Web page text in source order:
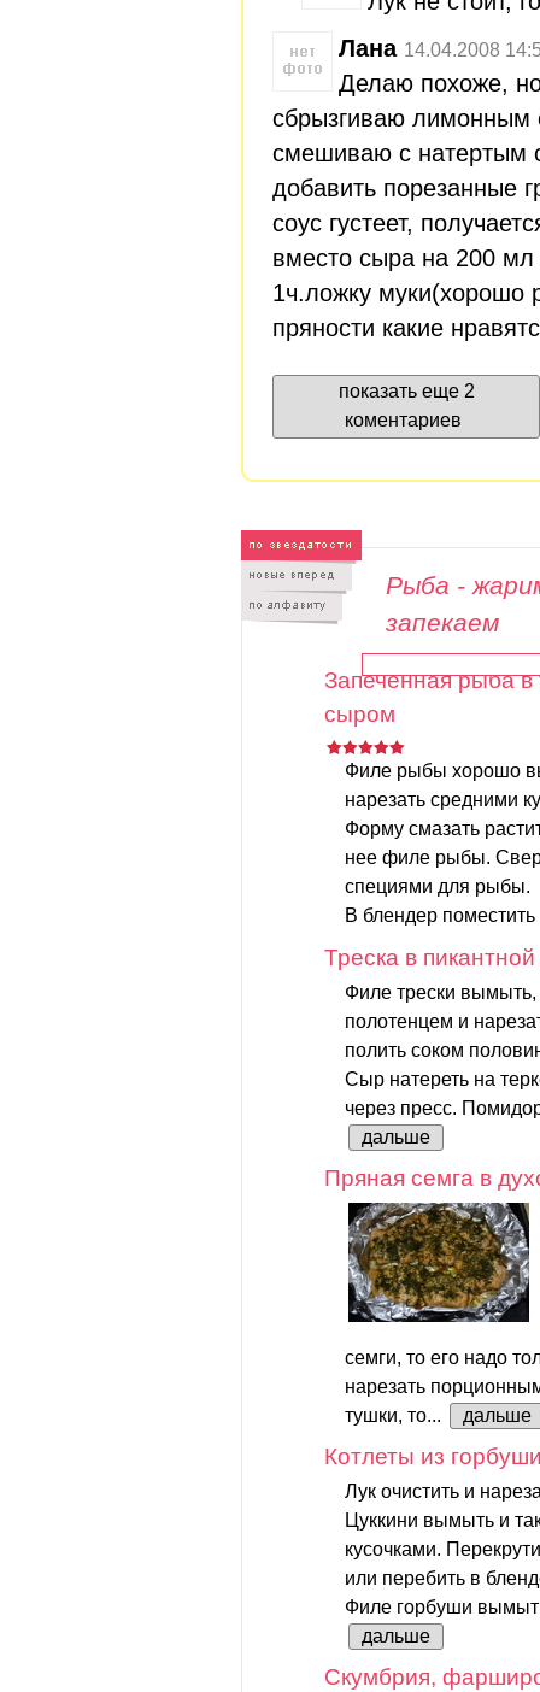
Лана 14.04.2008
Делаю похоже,
сбрызгиваю лимонным
смешиваю с натертым
добавить порезанные
соус густеет,
вместо сыра на 200 мл
1ч.ложку муки(хорошо
пряности какие
показать еще 2
коментариев
Рыба -
запекаем
Запеченная рыба
сыром
Филе рыбы хорошо
нарезать средними
Форму смазать
нее филе рыбы.
специями для рыбы.
В блендер
Треска в пикантной
Филе трески
полотенцем и
полить соком
Сыр натереть на
через пресс.
дальше
Пряная семга в
семги, то его надо
нарезать
тушки, то...
дальше
Котлеты из
Лук очистить и
Цуккини вымыть и
кусочками.
или перебить в
Филе горбуши
дальше
Скумбрия,